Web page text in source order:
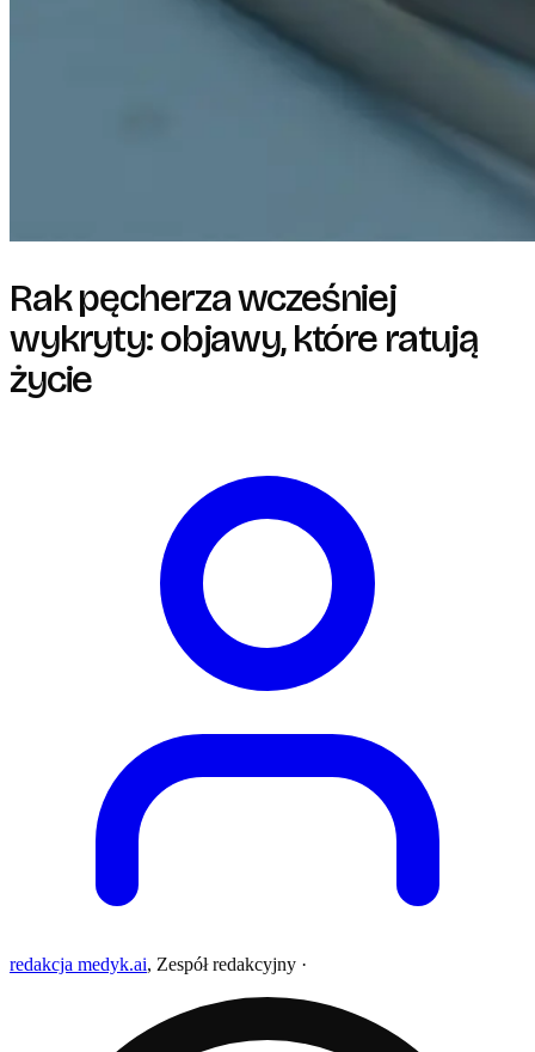
Rak pęcherza wcześniej
wykryty: objawy, które ratują
życie
redakcja medyk.ai, Zespół redakcyjny ·